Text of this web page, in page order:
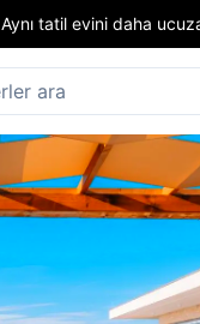
Aynı tatil evini daha